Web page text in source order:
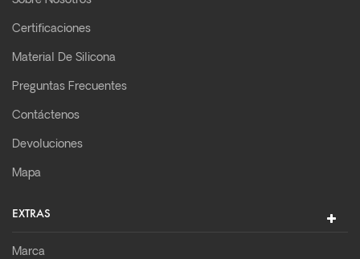
Certificaciones
Material De Silicona
Preguntas Frecuentes
Contáctenos
Devoluciones
Mapa
EXTRAS
Marca